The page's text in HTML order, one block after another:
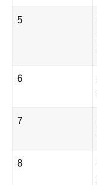
5
6
7
8